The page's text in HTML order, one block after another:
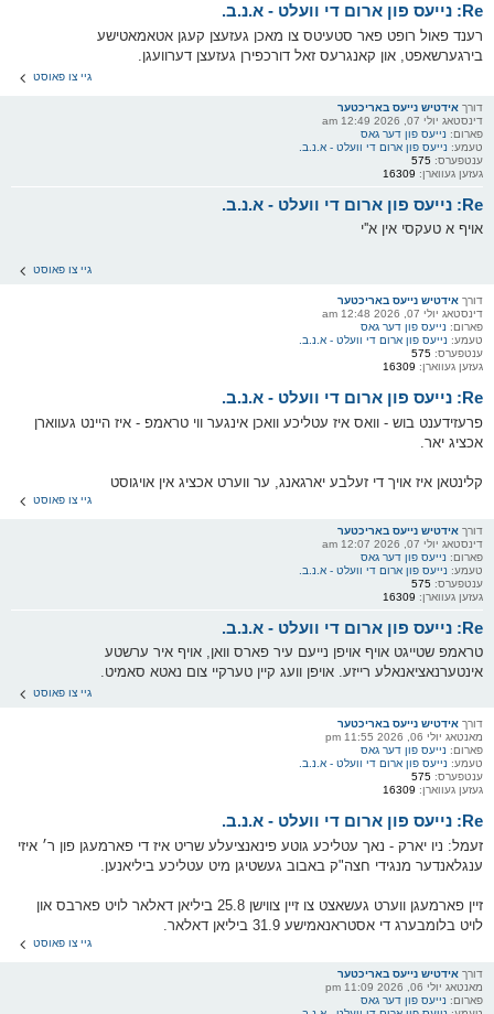
Re: נייעס פון ארום די וועלט - א.נ.ב.
רענד פאול רופט פאר סטעיטס צו מאכן געזעצן קעגן אטאמאטישע
בירגערשאפט, און קאנגרעס זאל דורכפירן געזעצן דערוועגן.
גיי צו פאוסט
דורך אידטיש נייעס באריכטער
דינסטאג יולי 07, 2026 12:49 am
פארום: נייעס פון דער גאס
טעמע: נייעס פון ארום די וועלט - א.נ.ב.
ענטפערס: 575
געזען געווארן: 16309
Re: נייעס פון ארום די וועלט - א.נ.ב.
אויף א טעקסי אין א''י
גיי צו פאוסט
דורך אידטיש נייעס באריכטער
דינסטאג יולי 07, 2026 12:48 am
פארום: נייעס פון דער גאס
טעמע: נייעס פון ארום די וועלט - א.נ.ב.
ענטפערס: 575
געזען געווארן: 16309
Re: נייעס פון ארום די וועלט - א.נ.ב.
פרעזידענט בוש - וואס איז עטליכע וואכן אינגער ווי טראמפ - איז היינט געווארן
אכציג יאר.
קלינטאן איז אויך די זעלבע יארגאנג, ער ווערט אכציג אין אויגוסט
גיי צו פאוסט
דורך אידטיש נייעס באריכטער
דינסטאג יולי 07, 2026 12:07 am
פארום: נייעס פון דער גאס
טעמע: נייעס פון ארום די וועלט - א.נ.ב.
ענטפערס: 575
געזען געווארן: 16309
Re: נייעס פון ארום די וועלט - א.נ.ב.
טראמפ שטייגט אויף אויפן נייעם עיר פארס וואן, אויף איר ערשטע
אינטערנאציאנאלע רייזע. אויפן וועג קיין טערקיי צום נאטא סאמיט.
גיי צו פאוסט
דורך אידטיש נייעס באריכטער
מאנטאג יולי 06, 2026 11:55 pm
פארום: נייעס פון דער גאס
טעמע: נייעס פון ארום די וועלט - א.נ.ב.
ענטפערס: 575
געזען געווארן: 16309
Re: נייעס פון ארום די וועלט - א.נ.ב.
זעמל: ניו יארק - נאך עטליכע גוטע פינאנציעלע שריט איז די פארמעגן פון ר׳ איזי
ענגלאנדער מנגידי חצה"ק באבוב געשטיגן מיט עטליכע ביליאנען.
זיין פארמעגן ווערט געשאצט צו זיין צווישן 25.8 ביליאן דאלאר לויט פארבס און
לויט בלומבערג די אסטראנאמישע 31.9 ביליאן דאלאר.
גיי צו פאוסט
דורך אידטיש נייעס באריכטער
מאנטאג יולי 06, 2026 11:09 pm
פארום: נייעס פון דער גאס